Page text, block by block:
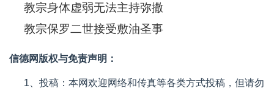
教宗身体虚弱无法主持弥撒
教宗保罗二世接受敷油圣事
信德网版权与免责声明：
1、投稿：本网欢迎网络和传真等各类方式投稿，但请勿